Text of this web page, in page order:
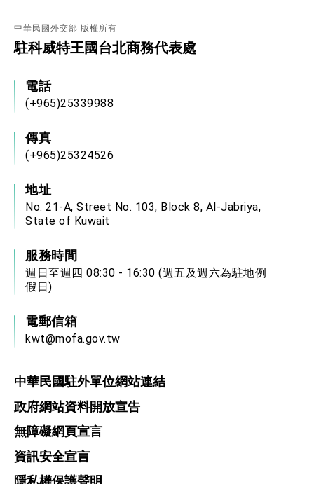
賴總統就職演說影片
總統重要談話
我國政府將在美國亞利桑納州設立「駐鳳凰城辦
中華民國外交部 版權所有
駐科威特王國台北商務代表處
電話
(+965)25339988
傳真
(+965)25324526
地址
No. 21-A, Street No. 103, Block 8, Al-Jabriya,
State of Kuwait
服務時間
週日至週四 08:30 - 16:30 (週五及週六為駐地例
假日)
電郵信箱
kwt@mofa.gov.tw
中華民國駐外單位網站連結
政府網站資料開放宣告
無障礙網頁宣言
資訊安全宣言
隱私權保護聲明